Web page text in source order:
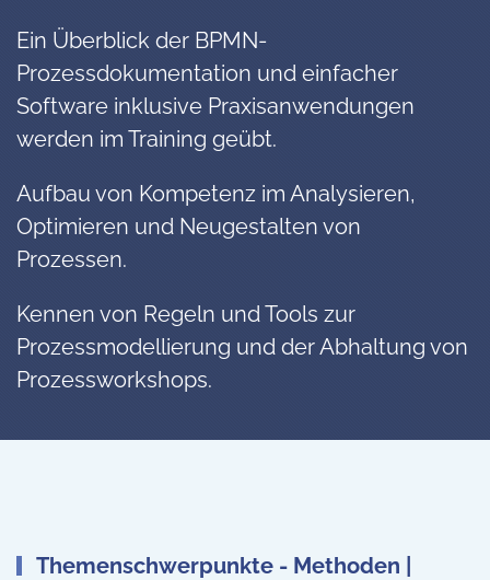
Ein Überblick der BPMN-
Prozessdokumentation und einfacher
Software inklusive Praxisanwendungen
werden im Training geübt.
Aufbau von Kompetenz im Analysieren,
Optimieren und Neugestalten von
Prozessen.
Kennen von Regeln und Tools zur
Prozessmodellierung und der Abhaltung von
Prozessworkshops.
Themenschwerpunkte - Methoden |